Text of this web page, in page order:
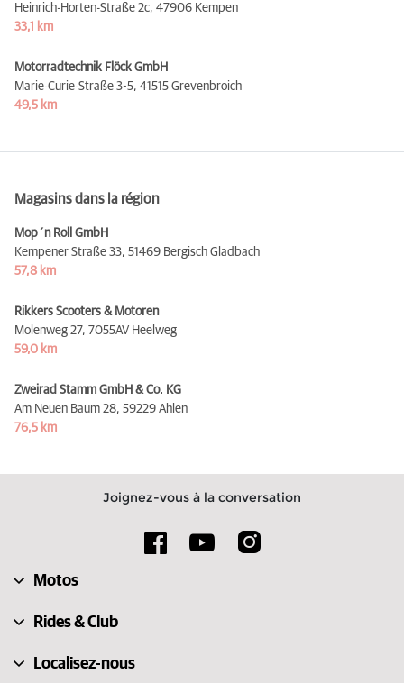
Heinrich-Horten-Straße 2c, 47906 Kempen
33,1 km
Motorradtechnik Flöck GmbH
Marie-Curie-Straße 3-5, 41515 Grevenbroich
49,5 km
Magasins dans la région
Mop´n Roll GmbH
Kempener Straße 33, 51469 Bergisch Gladbach
57,8 km
Rikkers Scooters & Motoren
Molenweg 27, 7055AV Heelweg
59,0 km
Zweirad Stamm GmbH & Co. KG
Am Neuen Baum 28, 59229 Ahlen
76,5 km
Joignez-vous à la conversation
Motos
Rides & Club
Localisez-nous